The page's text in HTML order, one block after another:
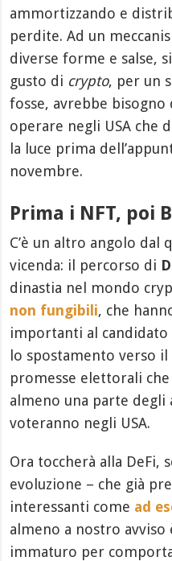
ammortizzando e
perdite. Ad un
diverse forme e salse,
gusto di crypto, per un
fosse, avrebbe
operare negli USA che
la luce prima
novembre.
Prima i NFT, poi
C’è un altro angolo dal
vicenda: il percorso di
dinastia nel mondo
non fungibili, che
importanti al candidato
lo spostamento verso
promesse elettorali
almeno una parte degli
voteranno negli USA.
Ora toccherà alla DeFi,
evoluzione – che già
interessanti come ad
almeno a nostro
immaturo per